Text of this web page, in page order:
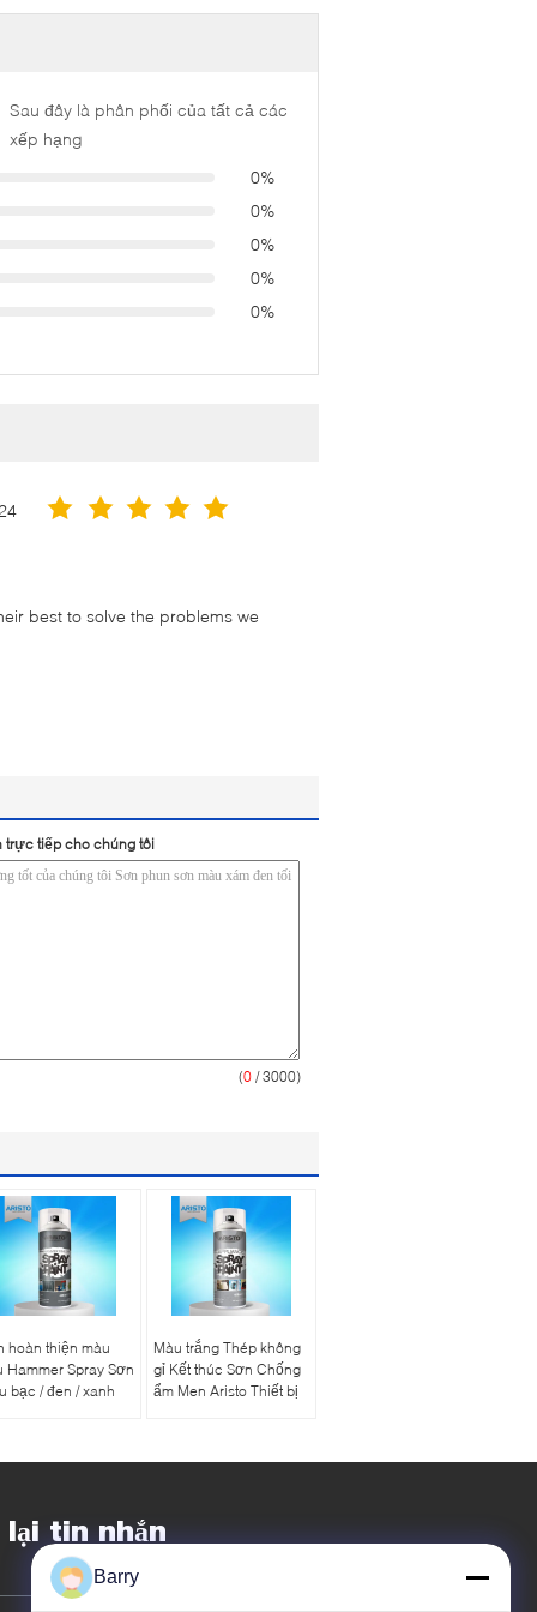
Sau đây là phân phối của tất cả các
xếp hạng
0%
0%
0%
0%
0%
best to solve the problems we
trực tiếp cho chúng tôi
(0 / 3000)
hoàn thiện màu
Hammer Spray Sơn
bạc / đen / xanh
Màu trắng Thép không
gỉ Kết thúc Sơn Chống
ẩm Men Aristo Thiết bị
lại tin nhắn
Barry